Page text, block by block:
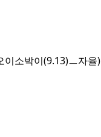
이소박이(9.13)ㅡ자율)